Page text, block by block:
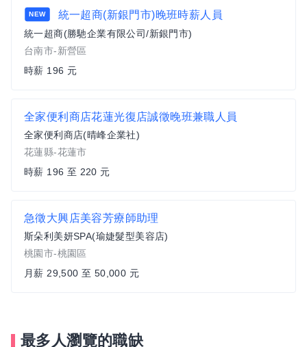
NEW 統一超商(新銀門市)晚班時薪人員
統一超商(勝馳企業有限公司/新銀門市)
台南市-新營區
時薪 196 元
全家便利商店花蓮光復店誠徵晚班兼職人員
全家便利商店(晴峰企業社)
花蓮縣-花蓮市
時薪 196 至 220 元
急徵大興店美容芳療師助理
斯朵利美妍SPA(瑜婕髮型美容店)
桃園市-桃園區
月薪 29,500 至 50,000 元
最多人瀏覽的職缺